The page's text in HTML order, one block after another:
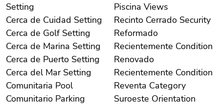
Setting
Cerca de Cuidad Setting
Cerca de Golf Setting
Cerca de Marina Setting
Cerca de Puerto Setting
Cerca del Mar Setting
Comunitaria Pool
Comunitario Parking
Piscina Views
Recinto Cerrado Security
Reformado
Recientemente Condition
Renovado
Recientemente Condition
Reventa Category
Suroeste Orientation